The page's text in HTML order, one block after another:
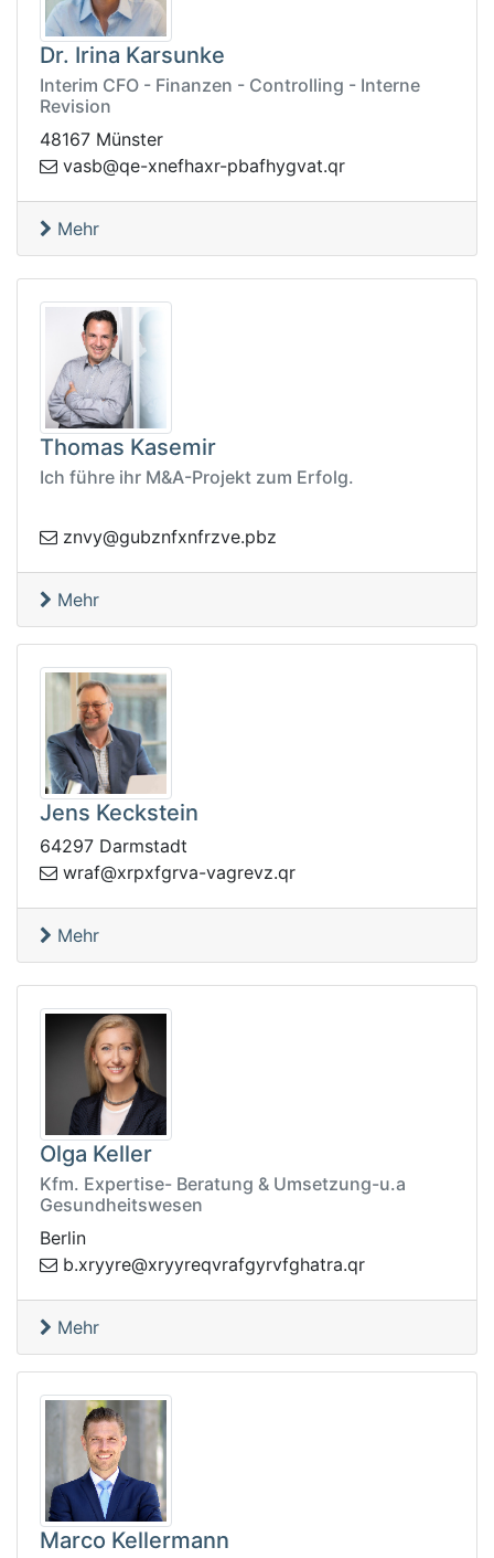
Dr. Irina Karsunke
Interim CFO - Finanzen - Controlling - Interne
Revision
48167 Münster
rq.tavgyhfabp-rxahfenx-e
q@bsav
Mehr
Thomas Kasemir
Ich führe ihr M&A-Projekt zum Erfolg.
zb
p.evzrfnxfnzbug@yvnz
Mehr
Jens Keckstein
64297 Darmstadt
rq.zvergav-avrgfxprx
@farw
Mehr
Olga Keller
Kfm. Expertise- Beratung & Umsetzung-u.a
Gesundheitswesen
Berlin
rq.artahgfvrygfarvqeryyrx@eryyrx
.b
Mehr
Marco Kellermann